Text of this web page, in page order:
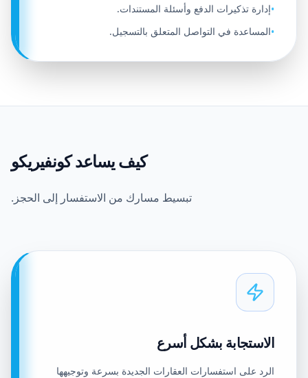
•إدارة تذكيرات الدفع وأسئلة المستندات.
•المساعدة في التواصل المتعلق بالتسجيل.
كيف يساعد كونفيريكو
تبسيط مسارك من الاستفسار إلى الحجز.
الاستجابة بشكل أسرع
الرد على استفسارات العقارات الجديدة بسرعة وتوجيهها